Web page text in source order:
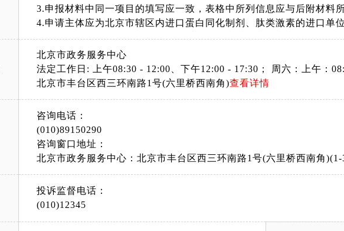
3.申报材料中同一项目的填写应一致，表格中所列信息应与后附材料
4.申请主体应为北京市辖区内进口蛋白同化制剂、肽类激素的进口单位
北京市政务服务中心
法定工作日: 上午08:30 - 12:00、下午12:00 - 17:30； 周六：上午：
北京市丰台区西三环南路1号(六里桥西南角)查看详情
咨询电话：
(010)89150290
咨询窗口地址：
北京市政务服务中心：北京市丰台区西三环南路1号(六里桥西南角
投诉监督电话：
(010)12345